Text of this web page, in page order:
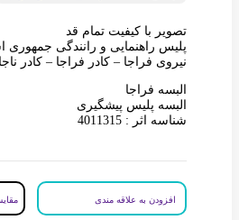
تصویر با کیفیت تمام قد
پلیس راهنمایی و رانندگی جمهوری
نیروی فراجا – کادر فراجا – کادر ناجا
البسه فراجا
البسه پلیس پیشگیری
شناسه اثر : 4011315
افزودن به علاقه مندی